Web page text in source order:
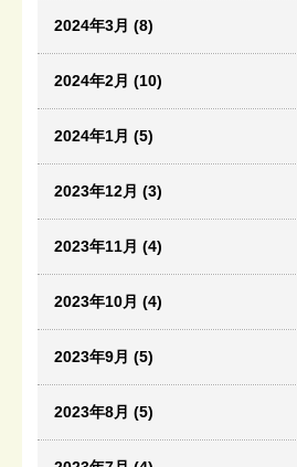
2024年3月 (8)
2024年2月 (10)
2024年1月 (5)
2023年12月 (3)
2023年11月 (4)
2023年10月 (4)
2023年9月 (5)
2023年8月 (5)